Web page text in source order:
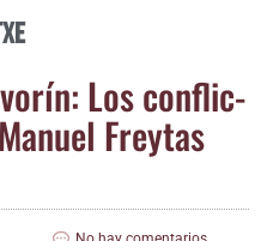
Los con­flic­
Freytas